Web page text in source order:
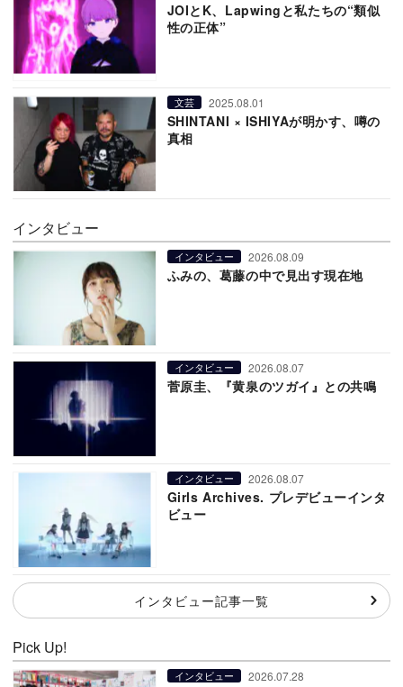
JOIとK、Lapwingと私たちの“類似
性の正体”
文芸 2025.08.01
SHINTANI × ISHIYAが明かす、噂の
真相
インタビュー
インタビュー 2026.08.09
ふみの、葛藤の中で見出す現在地
インタビュー 2026.08.07
菅原圭、『黄泉のツガイ』との共鳴
インタビュー 2026.08.07
Girls Archives. プレデビューインタ
ビュー
インタビュー記事一覧
Pick Up!
インタビュー 2026.07.28